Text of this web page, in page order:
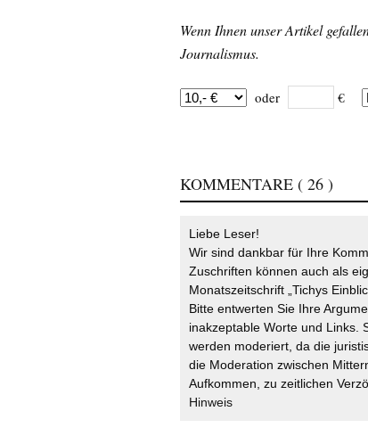
Wenn Ihnen unser Artikel
Journalismus.
oder €
KOMMENTARE ( 26 )
Liebe Leser!
Wir sind dankbar für Ihre
Zuschriften können auch als
Monatszeitschrift „Tichys
Bitte entwerten Sie Ihre
inakzeptable Worte und Links.
werden moderiert, da die
die Moderation zwischen
Aufkommen, zu zeitlichen
Hinweis